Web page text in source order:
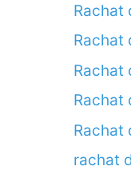
Rachat
Rachat
Rachat
Rachat
Rachat
rachat